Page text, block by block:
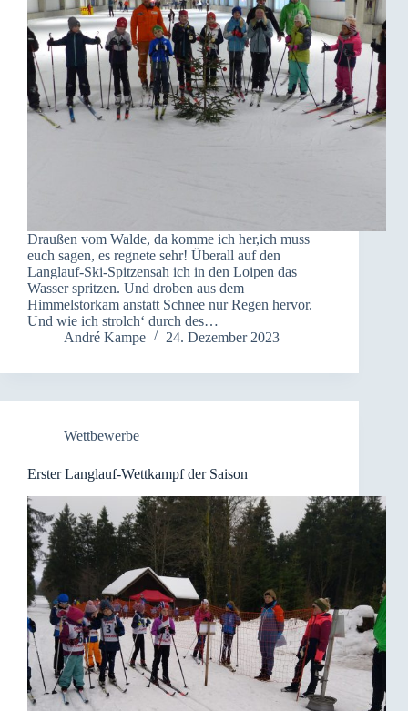
Draußen vom Walde, da komme ich her,ich muss
euch sagen, es regnete sehr! Überall auf den
Langlauf-Ski-Spitzensah ich in den Loipen das
Wasser spritzen. Und droben aus dem
Himmelstorkam anstatt Schnee nur Regen hervor.
Und wie ich strolch‘ durch des…
André Kampe
24. Dezember 2023
Wettbewerbe
Erster Langlauf-Wettkampf der Saison